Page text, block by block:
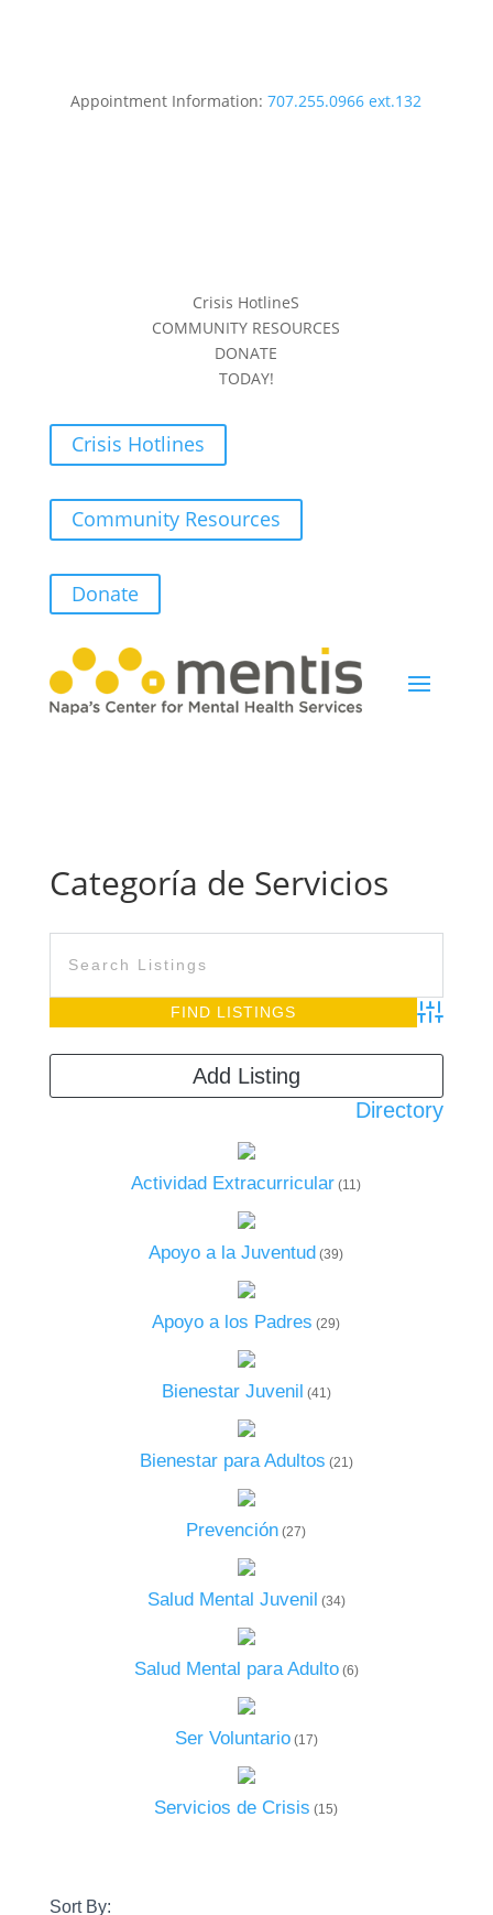
Appointment Information: 707.255.0966 ext.132
Crisis HotlineS
COMMUNITY RESOURCES
DONATE
TODAY!
Crisis Hotlines
Community Resources
Donate
Categoría de Servicios
Advanced
Directory
Add Listing
Actividad Extracurricular (11)
Apoyo a la Juventud (39)
Apoyo a los Padres (29)
Bienestar Juvenil (41)
Bienestar para Adultos (21)
Prevención (27)
Salud Mental Juvenil (34)
Salud Mental para Adulto(6)
Ser Voluntario(17)
Servicios de Crisis (15)
Sort By: